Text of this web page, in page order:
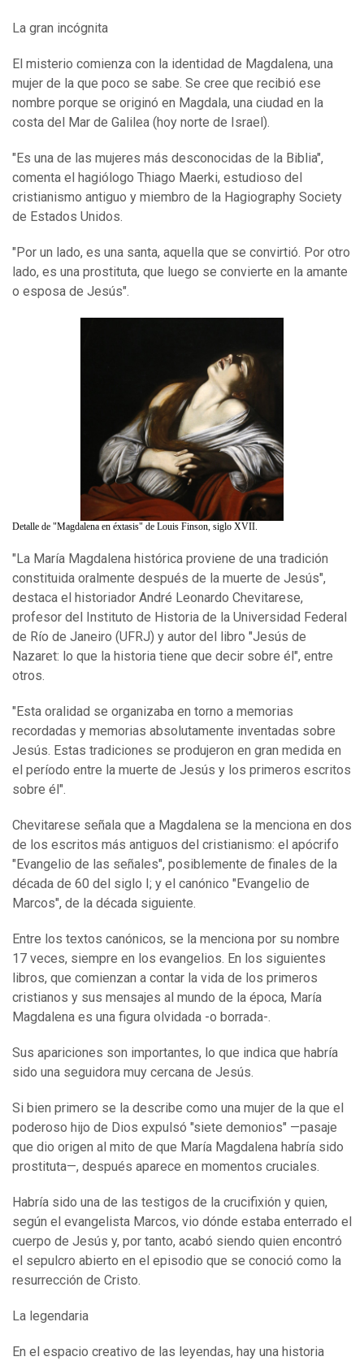
La gran incógnita
El misterio comienza con la identidad de Magdalena, una
mujer de la que poco se sabe. Se cree que recibió ese
nombre porque se originó en Magdala, una ciudad en la
costa del Mar de Galilea (hoy norte de Israel).
"Es una de las mujeres más desconocidas de la Biblia",
comenta el hagiólogo Thiago Maerki, estudioso del
cristianismo antiguo y miembro de la Hagiography Society
de Estados Unidos.
"Por un lado, es una santa, aquella que se convirtió. Por otro
lado, es una prostituta, que luego se convierte en la amante
o esposa de Jesús".
Detalle de "Magdalena en éxtasis" de Louis Finson, siglo XVII.
"La María Magdalena histórica proviene de una tradición
constituida oralmente después de la muerte de Jesús",
destaca el historiador André Leonardo Chevitarese,
profesor del Instituto de Historia de la Universidad Federal
de Río de Janeiro (UFRJ) y autor del libro "Jesús de
Nazaret: lo que la historia tiene que decir sobre él", entre
otros.
"Esta oralidad se organizaba en torno a memorias
recordadas y memorias absolutamente inventadas sobre
Jesús. Estas tradiciones se produjeron en gran medida en
el período entre la muerte de Jesús y los primeros escritos
sobre él".
Chevitarese señala que a Magdalena se la menciona en dos
de los escritos más antiguos del cristianismo: el apócrifo
"Evangelio de las señales", posiblemente de finales de la
década de 60 del siglo I; y el canónico "Evangelio de
Marcos", de la década siguiente.
Entre los textos canónicos, se la menciona por su nombre
17 veces, siempre en los evangelios. En los siguientes
libros, que comienzan a contar la vida de los primeros
cristianos y sus mensajes al mundo de la época, María
Magdalena es una figura olvidada -o borrada-.
Sus apariciones son importantes, lo que indica que habría
sido una seguidora muy cercana de Jesús.
Si bien primero se la describe como una mujer de la que el
poderoso hijo de Dios expulsó "siete demonios" —pasaje
que dio origen al mito de que María Magdalena habría sido
prostituta—, después aparece en momentos cruciales.
Habría sido una de las testigos de la crucifixión y quien,
según el evangelista Marcos, vio dónde estaba enterrado el
cuerpo de Jesús y, por tanto, acabó siendo quien encontró
el sepulcro abierto en el episodio que se conoció como la
resurrección de Cristo.
La legendaria
En el espacio creativo de las leyendas, hay una historia